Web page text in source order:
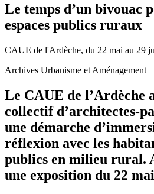
Le temps d’un bivouac
espaces publics ruraux
CAUE de l'Ardèche, du 22 mai au 29
Archives Urbanisme et Aménagement
Le CAUE de l’Ardèche
collectif d’architectes-
une démarche
réflexion avec les
publics en milieu rural.
une exposition du 22